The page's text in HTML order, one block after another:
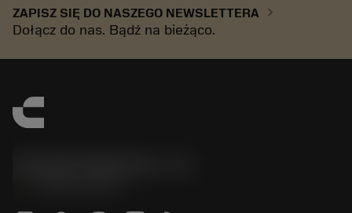
ZAPISZ SIĘ DO NASZEGO NEWSLETTERA chevron_right
Dołącz do nas. Bądź na bieżąco.